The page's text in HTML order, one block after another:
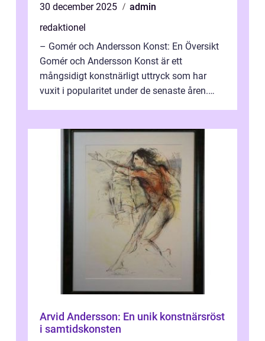
30 december 2025
admin
redaktionel
– Gomér och Andersson Konst: En Översikt
Gomér och Andersson Konst är ett
mångsidigt konstnärligt uttryck som har
vuxit i popularitet under de senaste åren.
Arvid Andersson: En unik konstnärsröst
i samtidskonsten